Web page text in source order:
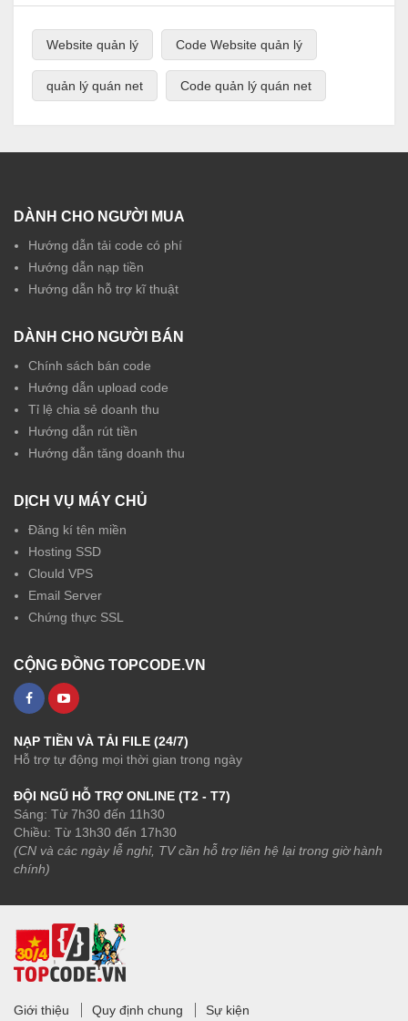
Website quản lý Code Website quản lý
quản lý quán net Code quản lý quán net
DÀNH CHO NGƯỜI MUA
Hướng dẫn tải code có phí
Hướng dẫn nạp tiền
Hướng dẫn hỗ trợ kĩ thuật
DÀNH CHO NGƯỜI BÁN
Chính sách bán code
Hướng dẫn upload code
Tỉ lệ chia sẻ doanh thu
Hướng dẫn rút tiền
Hướng dẫn tăng doanh thu
DỊCH VỤ MÁY CHỦ
Đăng kí tên miền
Hosting SSD
Clould VPS
Email Server
Chứng thực SSL
CỘNG ĐỒNG TOPCODE.VN
NẠP TIỀN VÀ TẢI FILE (24/7)
Hỗ trợ tự động mọi thời gian trong ngày
ĐỘI NGŨ HỖ TRỢ ONLINE (T2 - T7)
Sáng: Từ 7h30 đến 11h30
Chiều: Từ 13h30 đến 17h30
(CN và các ngày lễ nghỉ, TV cần hỗ trợ liên hệ lại trong giờ hành
chính)
Giới thiệu Quy định chung Sự kiện